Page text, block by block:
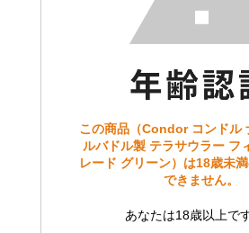
この商品（Condor コンドル
ルバドル製 テラサウラー フ
レード グリーン）は18歳未
できません。
あなたは18歳以上で